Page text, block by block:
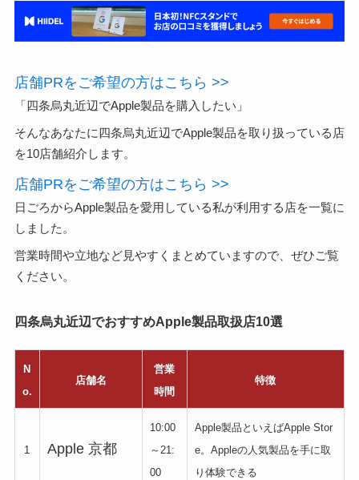
店舗PRをご希望の方はこちら >>
「四条烏丸近辺でApple製品を購入したい」
そんなあなたに四条烏丸近辺でApple製品を取り扱っている店
を10店舗紹介します。
店舗PRをご希望の方はこちら >>
日ごろからApple製品を愛用している私が利用する店を一覧に
しました。
営業時間や立地など見やすくまとめていますので、ぜひご覧
ください。
四条烏丸近辺でおすすめApple製品取扱店10選
N
o.
店舗名
営業
時間
特徴
1 Apple 京都
10:00
～21:
00
Apple製品といえばApple Stor
e。Appleの人気製品を手に取
り体験できる